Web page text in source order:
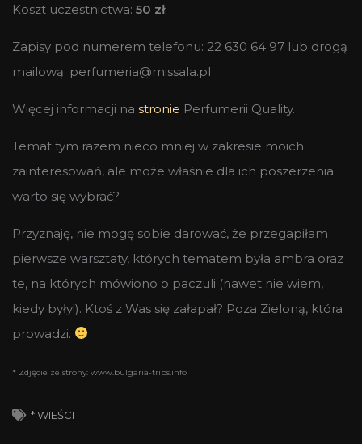
Koszt uczestnictwa: 50 zł.
Zapisy pod numerem telefonu: 22 630 64 97 lub drogą
mailową: perfumeria@missala.pl
Więcej informacji na stronie Perfumerii Quality.
Temat tym razem nieco mniej w zakresie moich
zainteresowań, ale może właśnie dla ich poszerzenia
warto się wybrać?
Przyznaję, nie mogę sobie darować, że przegapiłam
pierwsze warsztaty, których tematem była ambra oraz
te, na których mówiono o paczuli (nawet nie wiem,
kiedy były!). Ktoś z Was się załapał? Poza Zieloną, która
prowadzi.
* Zdjęcie ze strony: www.bulgaria-trips.info
* WIEŚCI